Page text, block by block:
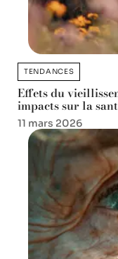
TENDANCES
Effets du
impacts sur la
11 mars 2026